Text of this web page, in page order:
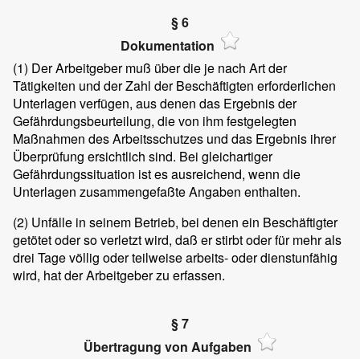
§ 6
Dokumentation
(1) Der Arbeitgeber muß über die je nach Art der
Tätigkeiten und der Zahl der Beschäftigten erforderlichen
Unterlagen verfügen, aus denen das Ergebnis der
Gefährdungsbeurteilung, die von ihm festgelegten
Maßnahmen des Arbeitsschutzes und das Ergebnis ihrer
Überprüfung ersichtlich sind. Bei gleichartiger
Gefährdungssituation ist es ausreichend, wenn die
Unterlagen zusammengefaßte Angaben enthalten.
(2) Unfälle in seinem Betrieb, bei denen ein Beschäftigter
getötet oder so verletzt wird, daß er stirbt oder für mehr als
drei Tage völlig oder teilweise arbeits- oder dienstunfähig
wird, hat der Arbeitgeber zu erfassen.
§ 7
Übertragung von Aufgaben